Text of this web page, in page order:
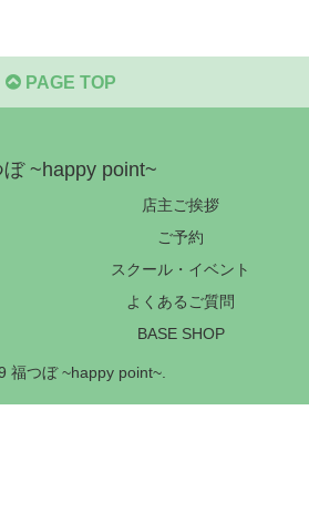
PAGE TOP
ぼ ~happy point~
店主ご挨拶
ご予約
スクール・イベント
よくあるご質問
BASE SHOP
福つぼ ~happy point~.